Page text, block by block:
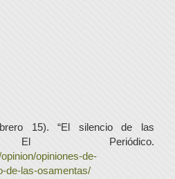
15). “El silencio de las
El Periódico.
opiniones-de-
de-las-osamentas/